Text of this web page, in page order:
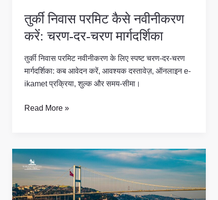
तुर्की निवास परमिट कैसे नवीनीकरण
करें: चरण-दर-चरण मार्गदर्शिका
तुर्की निवास परमिट नवीनीकरण के लिए स्पष्ट चरण-दर-चरण
मार्गदर्शिका: कब आवेदन करें, आवश्यक दस्तावेज़, ऑनलाइन e-
ikamet प्रक्रिया, शुल्क और समय-सीमा।
मार्गदर्शिका
Read More »
तुर्की
निवास
परमिट
दस्तावेज़: